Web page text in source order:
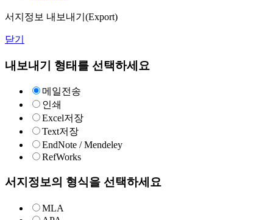
서지정보 내보내기(Export)
닫기
내보내기 형태를 선택하세요
메일전송
인쇄
Excel저장
Text저장
EndNote / Mendeley
RefWorks
서지정보의 형식을 선택하세요
MLA